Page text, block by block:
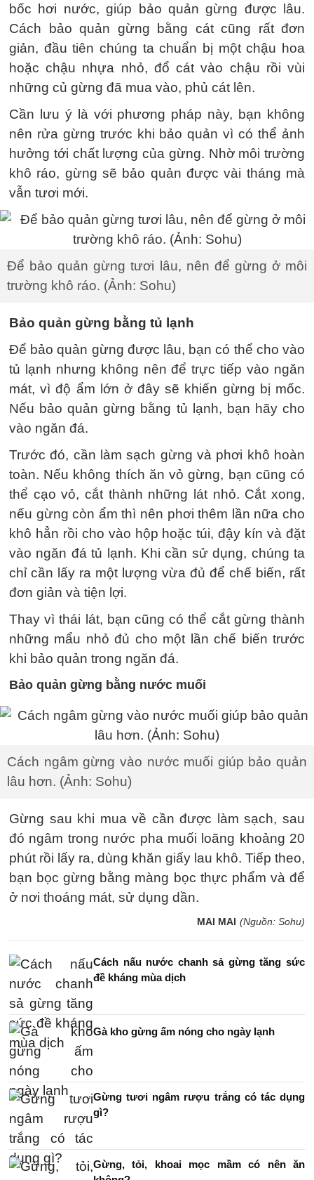
bốc hơi nước, giúp bảo quản gừng được lâu.
Cách bảo quản gừng bằng cát cũng rất đơn
giản, đầu tiên chúng ta chuẩn bị một chậu hoa
hoặc chậu nhựa nhỏ, đổ cát vào chậu rồi vùi
những củ gừng đã mua vào, phủ cát lên.
Cần lưu ý là với phương pháp này, bạn không
nên rửa gừng trước khi bảo quản vì có thể ảnh
hưởng tới chất lượng của gừng. Nhờ môi trường
khô ráo, gừng sẽ bảo quản được vài tháng mà
vẫn tươi mới.
Để bảo quản gừng tươi lâu, nên để gừng ở môi
trường khô ráo. (Ảnh: Sohu)
Bảo quản gừng bằng tủ lạnh
Để bảo quản gừng được lâu, bạn có thể cho vào
tủ lạnh nhưng không nên để trực tiếp vào ngăn
mát, vì độ ẩm lớn ở đây sẽ khiến gừng bị mốc.
Nếu bảo quản gừng bằng tủ lạnh, bạn hãy cho
vào ngăn đá.
Trước đó, cần làm sạch gừng và phơi khô hoàn
toàn. Nếu không thích ăn vỏ gừng, bạn cũng có
thể cạo vỏ, cắt thành những lát nhỏ. Cắt xong,
nếu gừng còn ẩm thì nên phơi thêm lần nữa cho
khô hẳn rồi cho vào hộp hoặc túi, đậy kín và đặt
vào ngăn đá tủ lạnh. Khi cần sử dụng, chúng ta
chỉ cần lấy ra một lượng vừa đủ để chế biến, rất
đơn giản và tiện lợi.
Thay vì thái lát, bạn cũng có thể cắt gừng thành
những mẩu nhỏ đủ cho một lần chế biến trước
khi bảo quản trong ngăn đá.
Bảo quản gừng bằng nước muối
Cách ngâm gừng vào nước muối giúp bảo quản
lâu hơn. (Ảnh: Sohu)
Gừng sau khi mua về cần được làm sạch, sau
đó ngâm trong nước pha muối loãng khoảng 20
phút rồi lấy ra, dùng khăn giấy lau khô. Tiếp theo,
bạn bọc gừng bằng màng bọc thực phẩm và để
ở nơi thoáng mát, sử dụng dần.
MAI MAI (Nguồn: Sohu)
Cách nấu nước chanh sả gừng tăng sức
đề kháng mùa dịch
Gà kho gừng ấm nóng cho ngày lạnh
Gừng tươi ngâm rượu trắng có tác dụng
gì?
Gừng, tỏi, khoai mọc mầm có nên ăn